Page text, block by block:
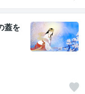
蓋を